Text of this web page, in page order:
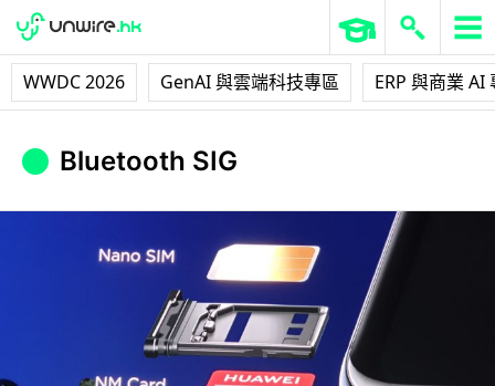
WWDC 2026 GenAI 與雲端科技專區 ERP 與商業 AI
Bluetooth SIG